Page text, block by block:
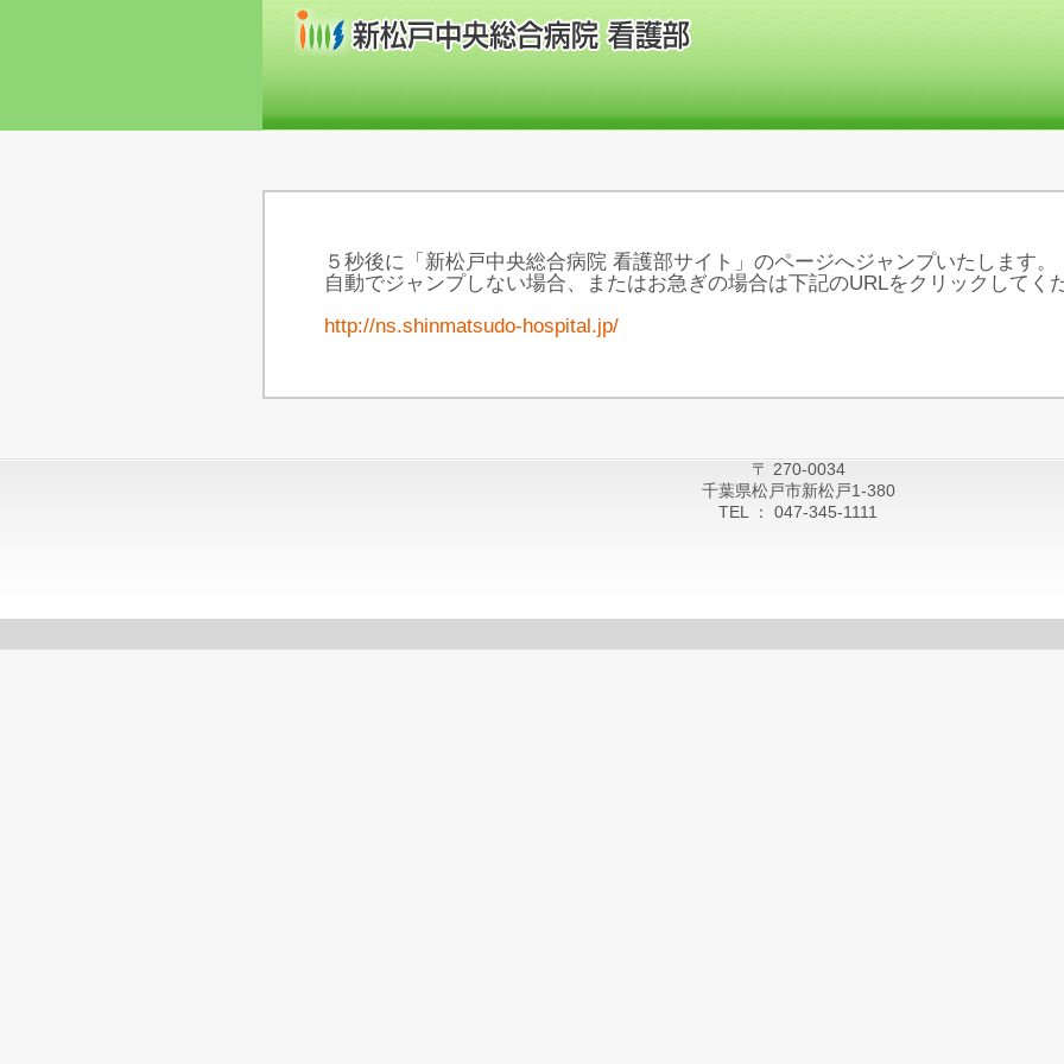
５秒後に「新松戸中央総合病院 看護部サイト」のページへジャンプいたします。
自動でジャンプしない場合、またはお急ぎの場合は下記のURLをクリックしてく
http://ns.shinmatsudo-hospital.jp/
〒 270-0034
千葉県松戸市新松戸1-380
TEL ： 047-345-1111